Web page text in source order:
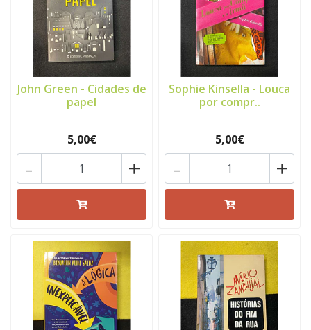
John Green - Cidades de
papel
5,00€
+
-
Sophie Kinsella - Louca
por compr..
5,00€
+
-